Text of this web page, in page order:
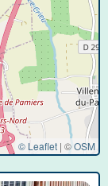
© Leaflet | ©OSM